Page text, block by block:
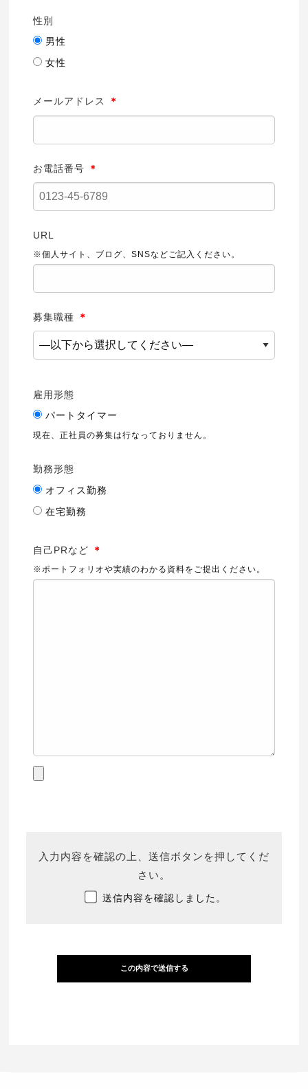
性別
男性
女性
メールアドレス ＊
お電話番号 ＊
URL
※個人サイト、ブログ、SNSなどご記入ください。
募集職種 ＊
雇用形態
パートタイマー
現在、正社員の募集は行なっておりません。
勤務形態
オフィス勤務
在宅勤務
自己PRなど ＊
※ポートフォリオや実績のわかる資料をご提出ください。
入力内容を確認の上、送信ボタンを押してくだ
さい。
送信内容を確認しました。